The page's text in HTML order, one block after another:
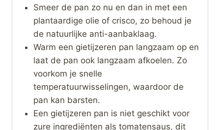
Smeer de pan zo nu en dan in met een
plantaardige olie of crisco, zo behoud je
de natuurlijke anti-aanbaklaag.
Warm een gietijzeren pan langzaam op en
laat de pan ook langzaam afkoelen. Zo
voorkom je snelle
temperatuurwisselingen, waardoor de
pan kan barsten.
Een gietijzeren pan is niet geschikt voor
zure ingrediënten als tomatensaus, dit